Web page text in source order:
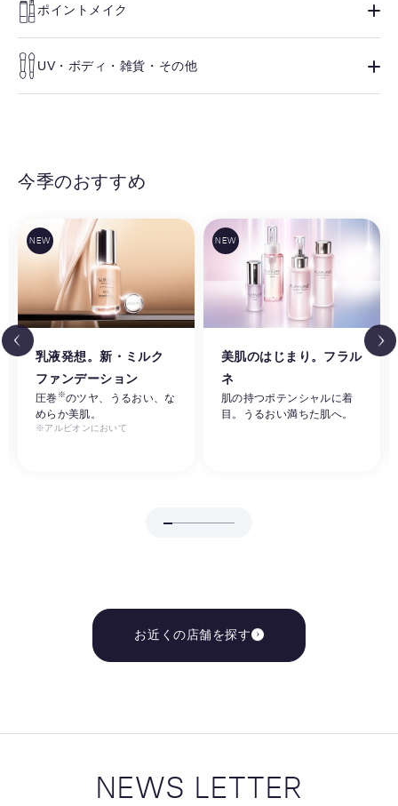
ポイントメイク
UV・ボディ・雑貨・その他
今季のおすすめ
乳液発想。新・ミルク
ファンデーション
圧巻 ※のツヤ、うるおい、な
めらか美肌。
※アルビオンにおいて
美肌のはじまり。フラル
ネ
肌の持つポテンシャルに着
目。うるおい満ちた肌へ。
お近くの店舗を探す
NEWS LETTER